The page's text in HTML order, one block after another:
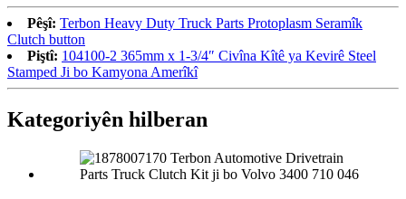
Pêşî: Terbon Heavy Duty Truck Parts Protoplasm Seramîk
Clutch button
Piştî: 104100-2 365mm x 1-3/4″ Civîna Kîtê ya Kevirê Steel
Stamped Ji bo Kamyona Amerîkî
Kategoriyên hilberan